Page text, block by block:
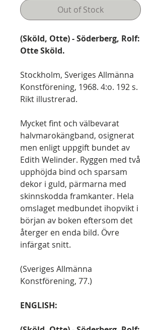
Out of Stock
(Sköld, Otte) - Söderberg, Rolf:
Otte Sköld.
Stockholm, Sveriges Allmänna
Konstförening, 1968. 4:o. 192 s.
Rikt illustrerad.
Mycket fint och välbevarat
halvmarokängband, osignerat
men enligt uppgift bundet av
Edith Welinder. Ryggen med två
upphöjda bind och sparsam
dekor i guld, pärmarna med
skinnskodda framkanter. Hela
omslaget medbundet ihopvikt i
början av boken eftersom det
återger en enda bild. Övre
infärgat snitt.
(Sveriges Allmänna
Konstförening, 77.)
ENGLISH: